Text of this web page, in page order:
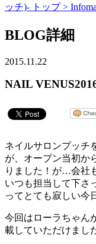
ッチ)- トップ >
BLOG詳細
2015.11.22
NAIL
ネイルサロンプッチ
が、オープン当初か
りました！が…会社
いつも担当して下さ
ってとても寂しい今
今回はローラちゃん
載していただけまし